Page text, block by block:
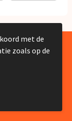
met de
zoals op de